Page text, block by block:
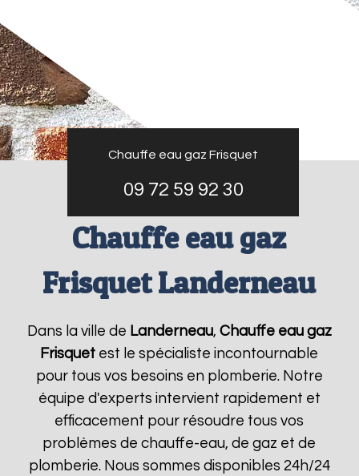
Chauffe eau gaz Frisquet
09 72 59 92 30
Chauffe eau gaz
Frisquet Landerneau
Dans la ville de Landerneau, Chauffe eau gaz
Frisquet est le spécialiste incontournable
pour tous vos besoins en plomberie. Notre
équipe d'experts intervient rapidement et
efficacement pour résoudre tous vos
problèmes de chauffe-eau, de gaz et de
plomberie. Nous sommes disponibles 24h/24